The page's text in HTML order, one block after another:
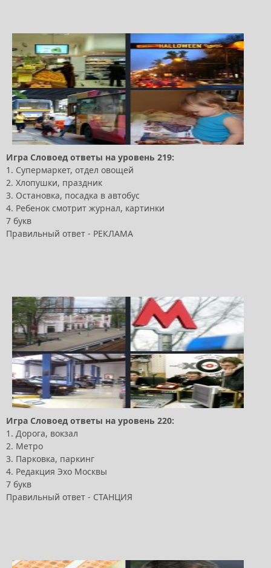
Игра Словоед ответы на уровень 219:
1. Супермаркет, отдел овощей
2. Хлопушки, праздник
3. Остановка, посадка в автобус
4. Ребенок смотрит журнал, картинки
7 букв
Правильный ответ - РЕКЛАМА
Игра Словоед ответы на уровень 220:
1. Дорога, вокзал
2. Метро
3. Парковка, паркинг
4. Редакция Эхо Москвы
7 букв
Правильный ответ - СТАНЦИЯ